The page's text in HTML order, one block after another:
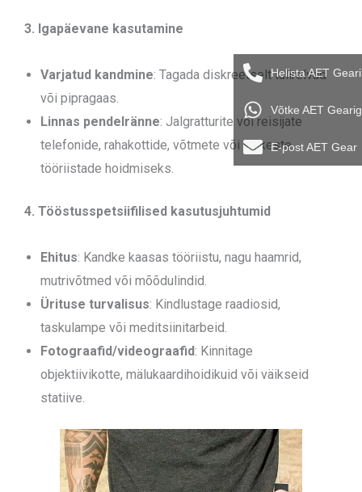
3. Igapäevane kasutamine
Varjatud kandmine: Tagada diskreetselt tulirelvad
või pipragaas.
Linnas pendelränne: Jalgratturite või reisijate
telefonide, rahakottide, võtmete või väikeste
tööriistade hoidmiseks.
4. Tööstusspetsiifilised kasutusjuhtumid
Ehitus: Kandke kaasas tööriistu, nagu haamrid,
mutrivõtmed või mõõdulindid.
Ürituse turvalisus: Kindlustage raadiosid,
taskulampe või meditsiinitarbeid.
Fotograafid/videograafid: Kinnitage
objektiivikotte, mälukaardihoidikuid või väikseid
statiive.
Helista AET
Võtke AET
E-post AET Gear